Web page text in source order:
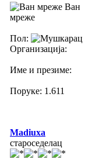
Ван
мреже
Пол:
Организација:
Име и презиме:
Поруке: 1.611
Madiuxa
староседелац